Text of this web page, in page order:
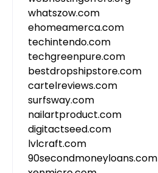
whatszow.com
ehomeamerca.com
techintendo.com
techgreenpure.com
bestdropshipstore.com
cartelreviews.com
surfsway.com
nailartproduct.com
digitactseed.com
lvlcraft.com
90secondmoneyloans.com